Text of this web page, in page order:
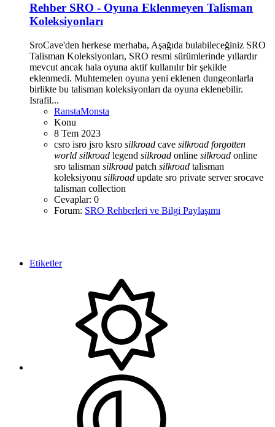
Rehber SRO - Oyuna Eklenmeyen Talisman
Koleksiyonları
SroCave'den herkese merhaba, Aşağıda bulabileceğiniz SRO
Talisman Koleksiyonları, SRO resmi sürümlerinde yıllardır
mevcut ancak hala oyuna aktif kullanılır bir şekilde
eklenmedi. Muhtemelen oyuna yeni eklenen dungeonlarla
birlikte bu talisman koleksiyonları da oyuna eklenebilir.
Israfil...
RanstaMonsta
Konu
8 Tem 2023
csro isro jsro ksro silkroad cave silkroad forgotten
world silkroad legend silkroad online silkroad online
sro talisman silkroad patch silkroad talisman
koleksiyonu silkroad update sro private serversrocave
talisman collection
Cevaplar: 0
Forum: SRO Rehberleri ve Bilgi Paylaşımı
Etiketler